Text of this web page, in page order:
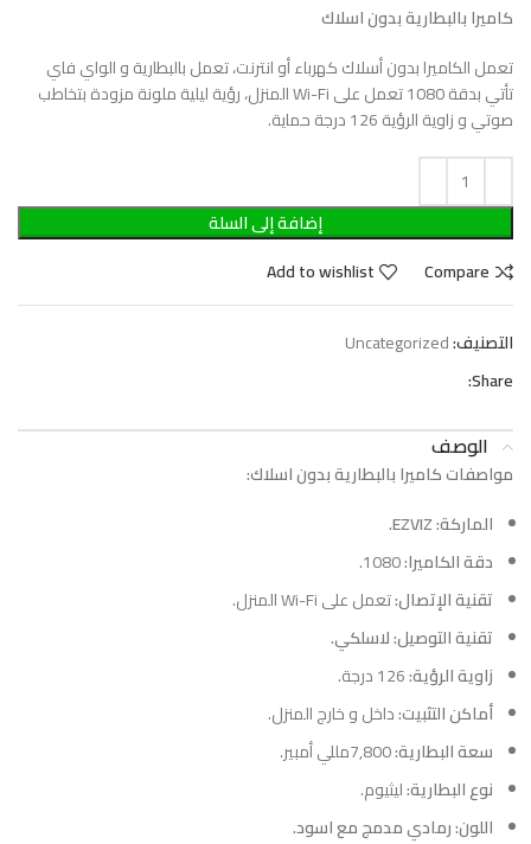
كاميرا بالبطارية بدون اسلاك
تعمل الكاميرا بدون أسلاك كهرباء أو انترنت، تعمل بالبطارية و الواي فاي
تأتي بدقة 1080 تعمل على Wi-Fi المنزل، رؤية ليلية ملونة مزودة بتخاطب
صوتي و زاوية الرؤية 126 درجة حماية.
إضافة إلى السلة
Compare
Add to wishlist
التصنيف:Uncategorized
Share:
الوصف
مواصفات كاميرا بالبطارية بدون اسلاك:
الماركة: EZVIZ.
دقة الكاميرا:
تقنية الإتصال:تعمل على Wi-Fi المنزل.
تقنية التوصيل: لاسلكي.
زاوية الرؤية:
أماكن التثبيت:داخل و خارج المنزل.
سعة البطارية:
نوع البطارية:ليثيوم.
اللون: رمادي مدمج مع اسود.